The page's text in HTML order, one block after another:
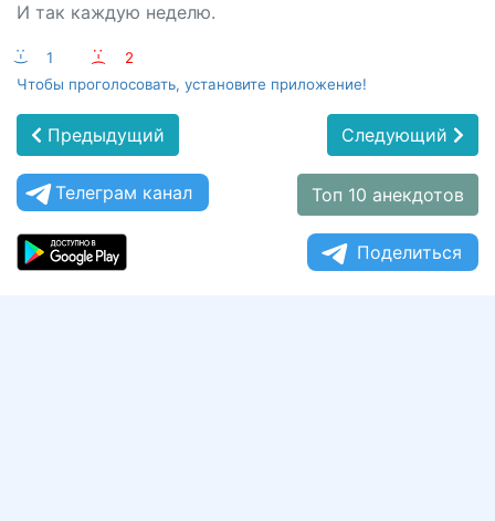
И так каждую неделю.
:-) 1 :-(
2
Чтобы проголосовать, установите приложение!
Предыдущий Следующий
Телеграм канал Топ 10 анекдотов
Поделиться